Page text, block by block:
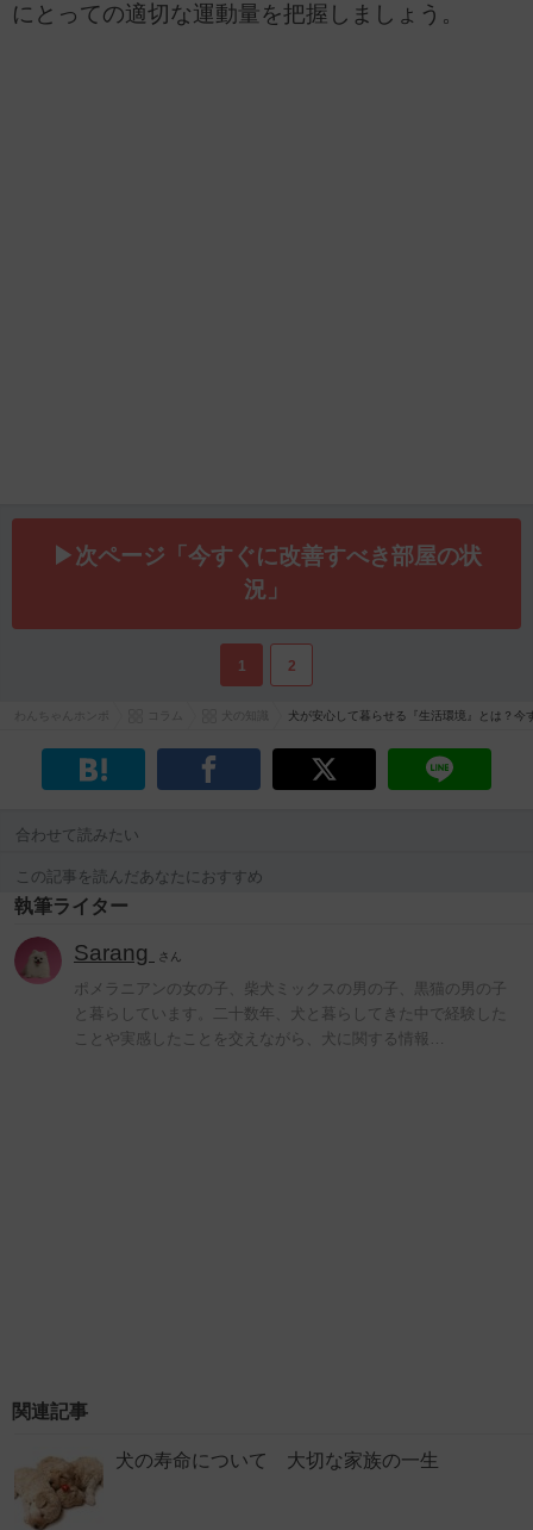
にとっての適切な運動量を把握しましょう。
▶次ページ「今すぐに改善すべき部屋の状
況」
1 2
犬が安心して暮らせる『生活環境』とは？今
合わせて読みたい
この記事を読んだあなたにおすすめ
執筆ライター
Sarang さん
ポメラニアンの女の子、柴犬ミックスの男の子、黒猫の男の子
と暮らしています。二十数年、犬と暮らしてきた中で経験した
ことや実感したことを交えながら、犬に関する情報…
関連記事
犬の寿命について 大切な家族の一生